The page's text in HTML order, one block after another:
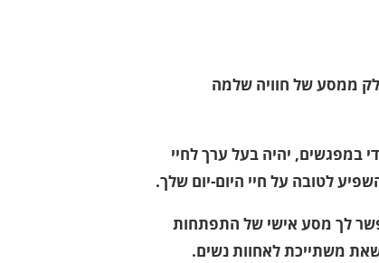
ממסע של חוויה שלמה
במפגשים, יהיה בעל ערך לחיי
לטובה על חיי היום-יום שלך.
לך מסע אישי של התפתחות
משתייכת לאחוות נשים.